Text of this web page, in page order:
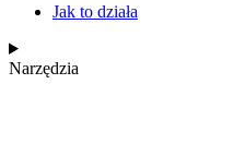
Jak to działa
Narzędzia